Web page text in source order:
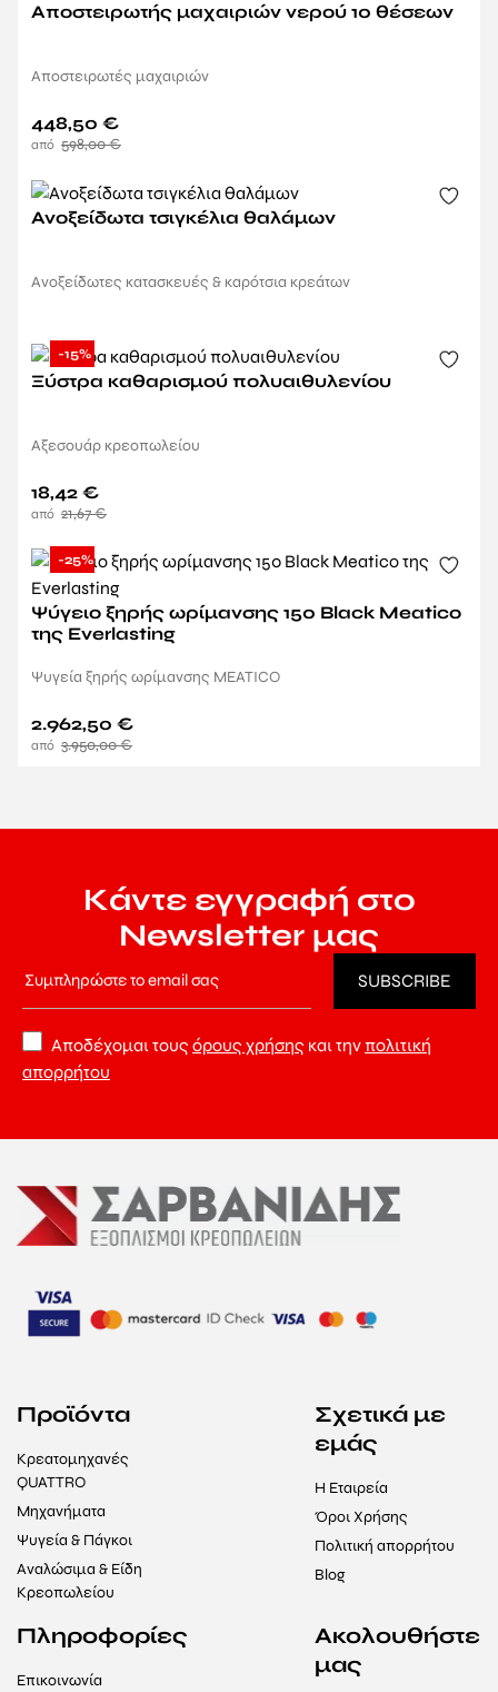
Αποστειρωτής μαχαιριών νερού 10 θέσεων
Αποστειρωτές μαχαιριών
598,00€
448,50 €
Ανοξείδωτα τσιγκέλια θαλάμων
Ανοξείδωτες κατασκευές & καρότσια κρεάτων
-15%
Ξύστρα καθαρισμού πολυαιθυλενίου
Αξεσουάρ κρεοπωλείου
21,67€
18,42 €
-25%
Ψύγειο ξηρής ωρίμανσης 150 Black Meatico
της Everlasting
Ψυγεία ξηρής ωρίμανσης MEATICO
3.950,00€
2.962,50 €
Αποδέχομαι τους όρους χρήσης και τηνπολιτική
απορρήτου
Κάντε εγγραφή στο
Newsletter μας
Προϊόντα
Κρεατομηχανές
QUATTRO
Μηχανήματα
Ψυγεία & Πάγκοι
Αναλώσιμα & Είδη
Κρεοπωλείου
Σχετικά με
εμάς
Η Εταιρεία
Όροι Χρήσης
Πολιτική απορρήτου
Blog
Πληροφορίες
Επικοινωνία
Ακολουθήστε
μας